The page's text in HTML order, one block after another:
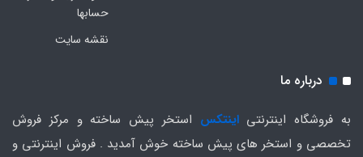
حسابها
نقشه سایت
درباره ما
به فروشگاه اینترنتیاینتکس استخر پیش ساخته و مرکز فروش
تخصصی و استخر های پیش ساخته خوش آمدید . فروش اینترنتی و